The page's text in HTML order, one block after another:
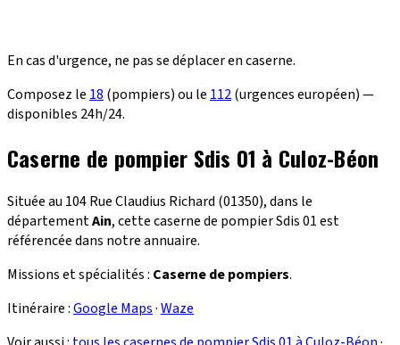
En cas d'urgence, ne pas se déplacer en caserne.
Composez le 18 (pompiers) ou le 112(urgences européen) —
disponibles 24h/24.
Caserne de pompier Sdis 01 à Culoz-Béon
Située au 104 Rue Claudius Richard (01350), dans le
départementAin, cette caserne de pompier Sdis 01 est
référencée dans notre annuaire.
Missions et spécialités : Caserne de pompiers.
Itinéraire :Google Maps·Waze